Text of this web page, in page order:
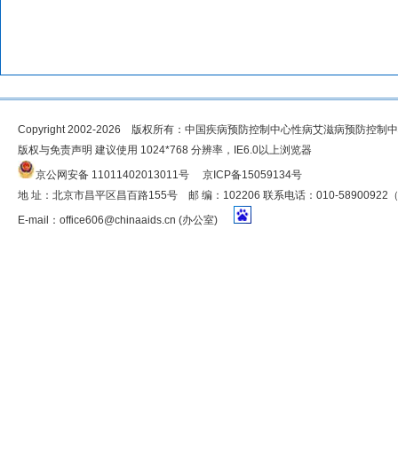
Copyright 2002-2026 版权所有：中国疾病预防控制中心性病艾滋病预防控制
版权与免责声明 建议使用 1024*768 分辨率，IE6.0以上浏览器
京公网安备 11011402013011号
京ICP备15059134号
地 址：北京市昌平区昌百路155号 邮 编：102206 联系电话：010-58900922
E-mail： office606@chinaaids.cn (办公室)